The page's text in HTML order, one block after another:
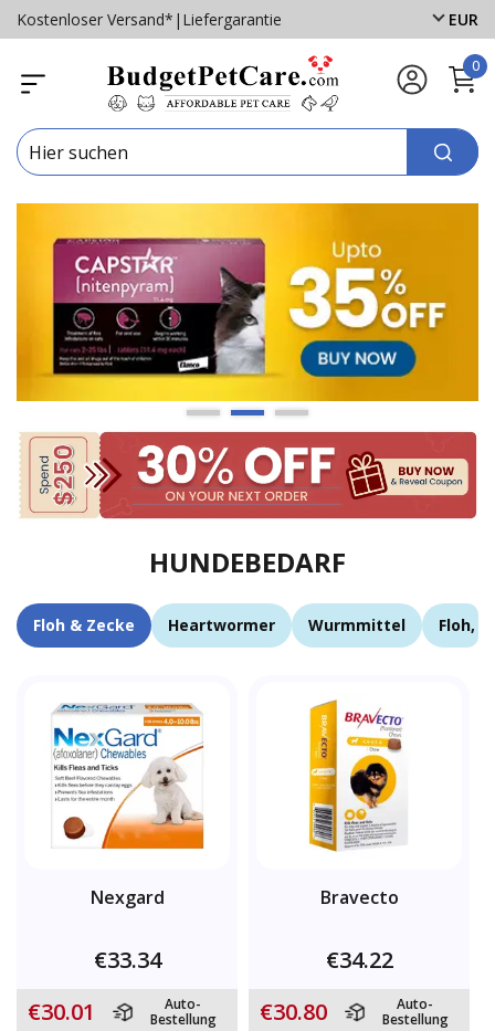
Kostenloser Versand* | Liefergarantie EUR
0
HUNDEBEDARF
Floh & Zecke Heartwormer Wurmmittel Floh,
Nexgard
€33.34
€30.01
Auto-
Bestellung
Bravecto
€34.22
€30.80
Auto-
Bestellung